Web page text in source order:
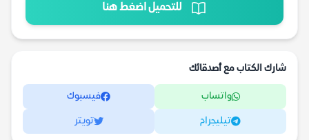
للتحميل اضغط هنا
شارك الكتاب مع أصدقائك
واتساب فيسبوك
تيليجرام تويتر